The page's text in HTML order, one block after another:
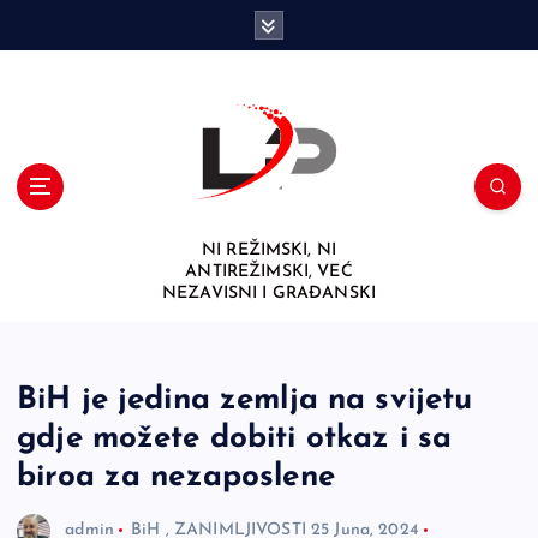
NI REŽIMSKI, NI
ANTIREŽIMSKI, VEĆ
NEZAVISNI I GRAĐANSKI
BiH je jedina zemlja na svijetu
gdje možete dobiti otkaz i sa
biroa za nezaposlene
admin BiH , ZANIMLJIVOSTI 25 Juna, 2024